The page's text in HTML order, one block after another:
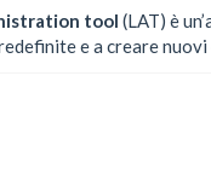
tool (LAT) è
e a creare